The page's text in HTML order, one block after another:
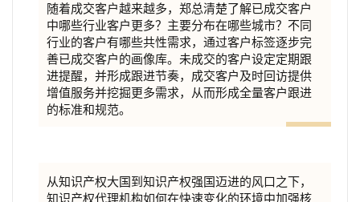
随着成交客户越来越多，郑总清楚了解已成交客户
中哪些行业客户更多？主要分布在哪些城市？不同
行业的客户有哪些共性需求，通过客户标签逐步完
善已成交客户的画像库。未成交的客户设定定期跟
进提醒，并形成跟进节奏，成交客户及时回访提供
增值服务并挖掘更多需求，从而形成全量客户跟进
的标准和规范。
从知识产权大国到知识产权强国迈进的风口之下，
知识产权代理机构如何在快速变化的环境中加强核